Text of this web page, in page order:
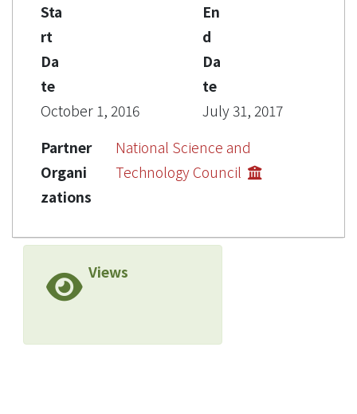
Sta
rt
Da
te
October 1, 2016
En
d
Da
te
July 31, 2017
Partner
Organi
zations
National Science and
Technology Council
Views